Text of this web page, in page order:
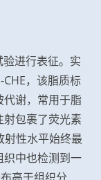
进行表征。实
CHE，该脂质标
谢，常用于脂
射包裹了荧光素
射性水平始终最
中也检测到一